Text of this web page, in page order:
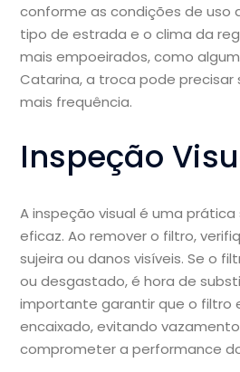
conforme as condições de uso
tipo de estrada e o clima da
mais empoeirados, como
Catarina, a troca pode precisar
mais frequência.
Inspeção
A inspeção visual é uma
eficaz. Ao remover o filtro,
sujeira ou danos visíveis. Se o
ou desgastado, é hora de
importante garantir que o filtro
encaixado, evitando
comprometer a performance